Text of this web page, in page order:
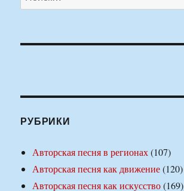
РУБРИКИ
Авторская песня в регионах(107)
Авторская песня как движение(120)
Авторская песня как искусство(169)